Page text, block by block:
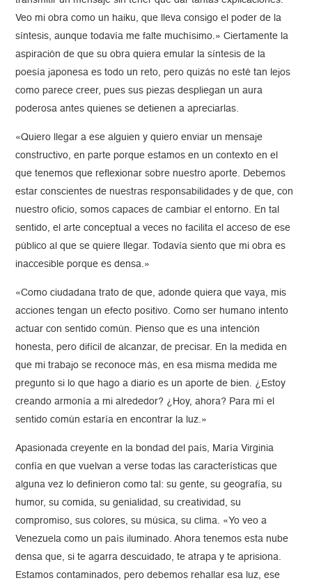
Veo mi obra como un haiku, que lleva consigo el poder de la
síntesis, aunque todavía me falte muchísimo.» Ciertamente la
aspiración de que su obra quiera emular la síntesis de la
poesía japonesa es todo un reto, pero quizás no esté tan lejos
como parece creer, pues sus piezas despliegan un aura
poderosa antes quienes se detienen a apreciarlas.
«Quiero llegar a ese alguien y quiero enviar un mensaje
constructivo, en parte porque estamos en un contexto en el
que tenemos que reflexionar sobre nuestro aporte. Debemos
estar conscientes de nuestras responsabilidades y de que, con
nuestro oficio, somos capaces de cambiar el entorno. En tal
sentido, el arte conceptual a veces no facilita el acceso de ese
público al que se quiere llegar. Todavía siento que mi obra es
inaccesible porque es densa.»
«Como ciudadana trato de que, adonde quiera que vaya, mis
acciones tengan un efecto positivo. Como ser humano intento
actuar con sentido común. Pienso que es una intención
honesta, pero difícil de alcanzar, de precisar. En la medida en
que mi trabajo se reconoce más, en esa misma medida me
pregunto si lo que hago a diario es un aporte de bien. ¿Estoy
creando armonía a mi alrededor? ¿Hoy, ahora? Para mí el
sentido común estaría en encontrar la luz.»
Apasionada creyente en la bondad del país, María Virginia
confía en que vuelvan a verse todas las características que
alguna vez lo definieron como tal: su gente, su geografía, su
humor, su comida, su genialidad, su creatividad, su
compromiso, sus colores, su música, su clima. «Yo veo a
Venezuela como un país iluminado. Ahora tenemos esta nube
densa que, si te agarra descuidado, te atrapa y te aprisiona.
Estamos contaminados, pero debemos rehallar esa luz, ese